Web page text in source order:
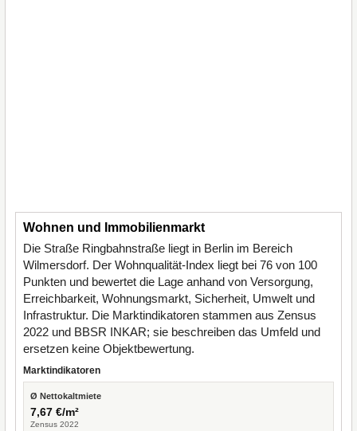
Wohnen und Immobilienmarkt
Die Straße Ringbahnstraße liegt in Berlin im Bereich
Wilmersdorf. Der Wohnqualität-Index liegt bei 76 von 100
Punkten und bewertet die Lage anhand von Versorgung,
Erreichbarkeit, Wohnungsmarkt, Sicherheit, Umwelt und
Infrastruktur. Die Marktindikatoren stammen aus Zensus
2022 und BBSR INKAR; sie beschreiben das Umfeld und
ersetzen keine Objektbewertung.
Marktindikatoren
Ø Nettokaltmiete
7,67 €/m²
Zensus 2022